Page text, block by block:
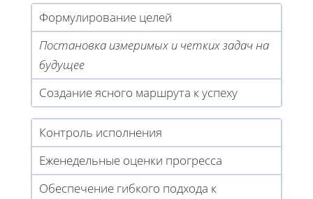
Формулирование целей
Постановка измеримых и четких задач на
будущее
Создание ясного маршрута к успеху
Контроль исполнения
Еженедельные оценки прогресса
Обеспечение гибкого подхода к